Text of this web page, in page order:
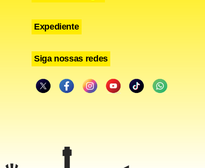
Expediente
Siga nossas redes